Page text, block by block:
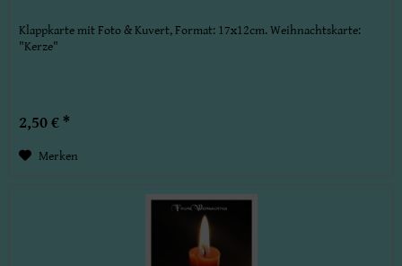
Klappkarte mit Foto & Kuvert, Format: 17x12cm. Weihnachtskarte:
"Kerze"
2,50 € *
Merken